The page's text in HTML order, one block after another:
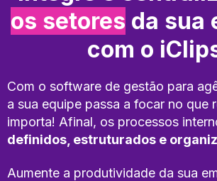
os setores da sua
com o
Com o software de gestão para
a sua equipe passa a focar no que
importa! Afinal, os processos
definidos, estruturados e
Aumente a produtividade da sua